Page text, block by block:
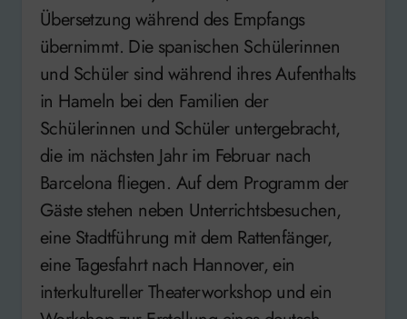
Übersetzung während des Empfangs
übernimmt. Die spanischen Schülerinnen
und Schüler sind während ihres Aufenthalts
in Hameln bei den Familien der
Schülerinnen und Schüler untergebracht,
die im nächsten Jahr im Februar nach
Barcelona fliegen. Auf dem Programm der
Gäste stehen neben Unterrichtsbesuchen,
eine Stadtführung mit dem Rattenfänger,
eine Tagesfahrt nach Hannover, ein
interkultureller Theaterworkshop und ein